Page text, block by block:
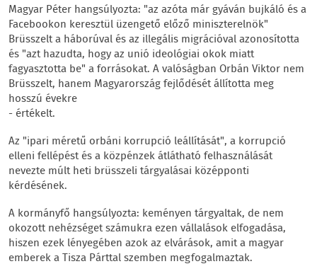
Magyar Péter hangsúlyozta: "az azóta már gyáván bujkáló és a
Facebookon keresztül üzengető előző miniszterelnök"
Brüsszelt a háborúval és az illegális migrációval azonosította
és "azt hazudta, hogy az unió ideológiai okok miatt
fagyasztotta be" a forrásokat. A valóságban Orbán Viktor nem
Brüsszelt, hanem Magyarország fejlődését állította meg
hosszú évekre
- értékelt.
Az "ipari méretű orbáni korrupció leállítását", a korrupció
elleni fellépést és a közpénzek átlátható felhasználását
nevezte múlt heti brüsszeli tárgyalásai középponti
kérdésének.
A kormányfő hangsúlyozta: keményen tárgyaltak, de nem
okozott nehézséget számukra ezen vállalások elfogadása,
hiszen ezek lényegében azok az elvárások, amit a magyar
emberek a Tisza Párttal szemben megfogalmaztak.